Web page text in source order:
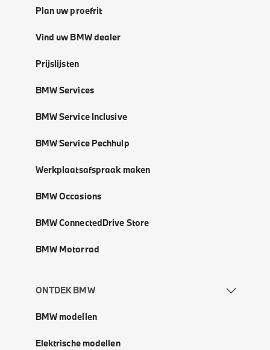
Plan uw proefrit
Vind uw BMW dealer
Prijslijsten
BMW Services
BMW Service Inclusive
BMW Service Pechhulp
Werkplaatsafspraak maken
BMW Occasions
BMW ConnectedDrive Store
BMW Motorrad
ONTDEK BMW
BMW modellen
Elektrische modellen